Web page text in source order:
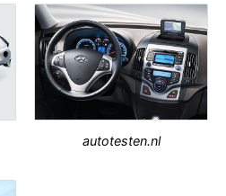
autotesten.nl